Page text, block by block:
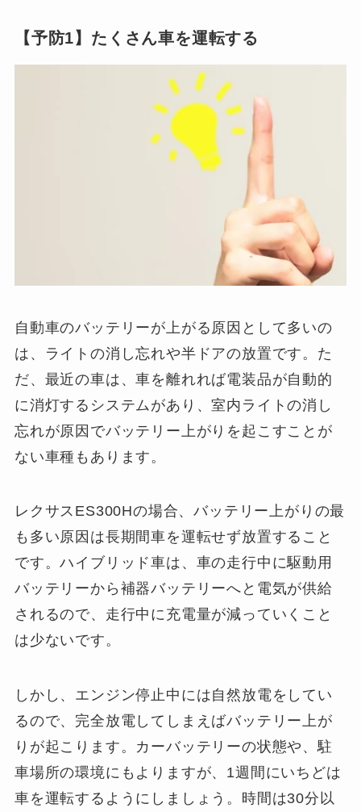
【予防1】たくさん車を運転する
自動車のバッテリーが上がる原因として多いの
は、ライトの消し忘れや半ドアの放置です。た
だ、最近の車は、車を離れれば電装品が自動的
に消灯するシステムがあり、室内ライトの消し
忘れが原因でバッテリー上がりを起こすことが
ない車種もあります。
レクサスES300Hの場合、バッテリー上がりの最
も多い原因は長期間車を運転せず放置すること
です。ハイブリッド車は、車の走行中に駆動用
バッテリーから補器バッテリーへと電気が供給
されるので、走行中に充電量が減っていくこと
は少ないです。
しかし、エンジン停止中には自然放電をしてい
るので、完全放電してしまえばバッテリー上が
りが起こります。カーバッテリーの状態や、駐
車場所の環境にもよりますが、1週間にいちどは
車を運転するようにしましょう。時間は30分以